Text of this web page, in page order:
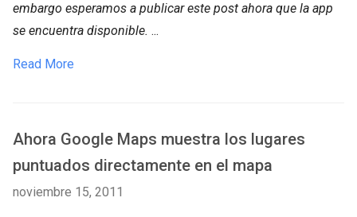
embargo esperamos a publicar este post ahora que la app
se encuentra disponible. ...
Read More
Ahora Google Maps muestra los lugares
puntuados directamente en el mapa
noviembre 15, 2011